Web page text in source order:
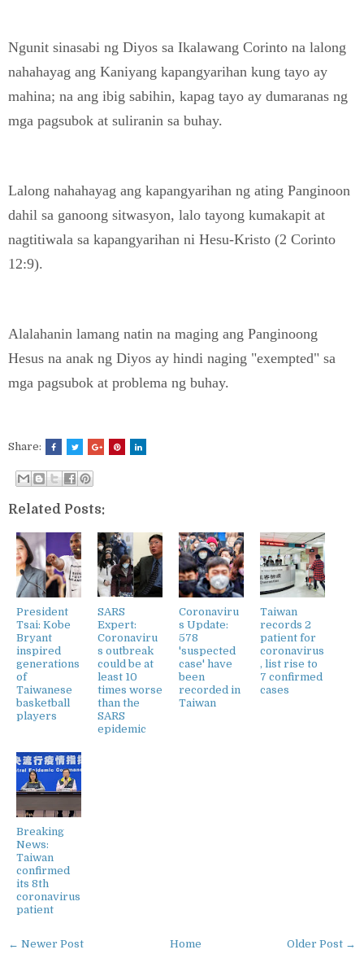
Ngunit sinasabi ng Diyos sa Ikalawang Corinto na lalong
nahahayag ang Kaniyang kapangyarihan kung tayo ay
mahina; na ang ibig sabihin, kapag tayo ay dumaranas ng
mga pagsubok at suliranin sa buhay.
Lalong nahahayag ang kapangyarihan ng ating Panginoon
dahil sa ganoong sitwasyon, lalo tayong kumakapit at
nagtitiwala sa kapangyarihan ni Hesu-Kristo (2 Corinto
12:9).
Alalahanin lamang natin na maging ang Panginoong
Hesus na anak ng Diyos ay hindi naging "exempted" sa
mga pagsubok at problema ng buhay.
Share:
Related Posts:
President
Tsai: Kobe
Bryant
inspired
generations
of
Taiwanese
basketball
players
SARS
Expert:
Coronaviru
s outbreak
could be at
least 10
times worse
than the
SARS
epidemic
Coronaviru
s Update:
578
'suspected
case' have
been
recorded in
Taiwan
Taiwan
records 2
patient for
coronavirus
, list rise to
7 confirmed
cases
Breaking
News:
Taiwan
confirmed
its 8th
coronavirus
patient
← Newer Post Older Post →
Home